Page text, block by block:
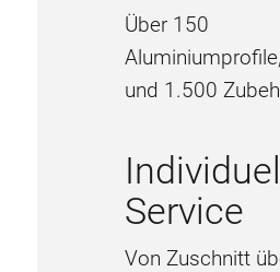
Über 150
und 1.500
Service
Von Zuschnitt